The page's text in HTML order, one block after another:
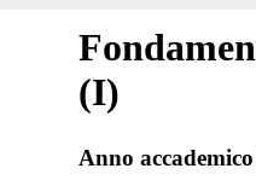
(I)
Anno